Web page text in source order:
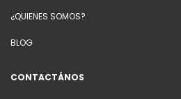
¿QUIENES SOMOS?
BLOG
CONTACTÁNOS